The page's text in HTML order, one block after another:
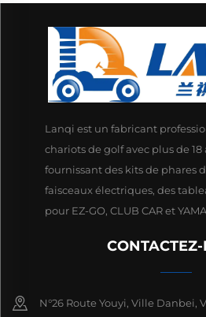
Lanqi est un fabricant
chariots de golf avec plus de
fournissant des kits de phares
faisceaux électriques, des
pour EZ-GO, CLUB CAR et
N°26 Route Youyi, Ville Danbei,